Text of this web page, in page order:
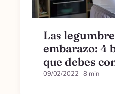
Las
embarazo: 4
que debes
09/02/2022 · 8 min